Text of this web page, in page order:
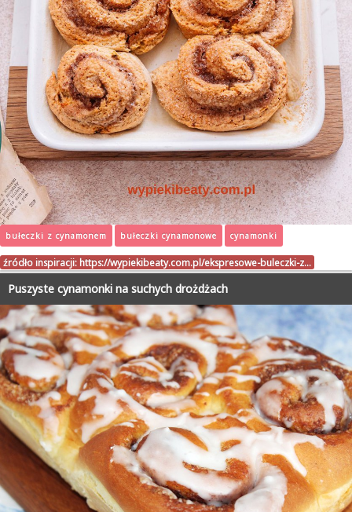
bułeczki z cynamonem bułeczki cynamonowe cynamonki
źródło inspiracji: https://wypiekibeaty.com.pl/ekspresowe-buleczki-z…
Puszyste cynamonki na suchych drożdżach